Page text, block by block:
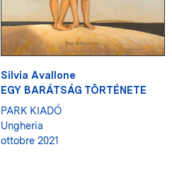
Silvia Avallone
EGY BARÁTSÁG TÖRTÉNETE
PARK KIADÓ
Ungheria
ottobre 2021